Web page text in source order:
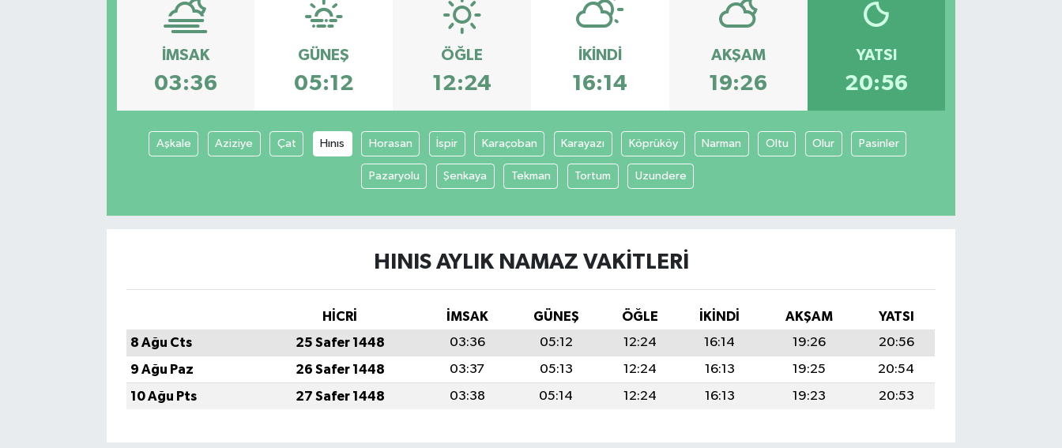
İMSAK
03:36
GÜNEŞ
05:12
ÖĞLE
12:24
İKINDI
16:14
AKŞAM
19:26
YATSI
20:56
Aşkale Aziziye Çat Hınıs Horasan İspir Karaçoban Karayazı Köprüköy Narman Oltu Olur Pasinler
Pazaryolu Şenkaya Tekman Tortum Uzundere
HINIS AYLIK NAMAZ VAKITLERI
HİCRİ İMSAK GÜNEŞ ÖĞLE İKINDI AKŞAM
YATSI
8 Ağu Cts
25 Safer 1448 03:36 05:12 12:24 16:14 19:26
20:56
9 Ağu Paz
26 Safer 1448 03:37 05:13 12:24 16:13 19:25
20:54
10 Ağu Pts
27 Safer 1448 03:38 05:14 12:24 16:13 19:23 20:53